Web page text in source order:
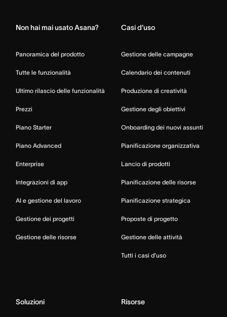
Non hai mai usato Asana?
Panoramica del prodotto
Tutte le funzionalità
Ultimo rilascio delle funzionalità
Prezzi
Piano Starter
Piano Advanced
Enterprise
Integrazioni di app
AI e gestione del lavoro
Gestione dei progetti
Gestione delle risorse
Casi d’uso
Gestione delle campagne
Calendario dei contenuti
Produzione di creatività
Gestione degli obiettivi
Onboarding dei nuovi assunti
Pianificazione organizzativa
Lancio di prodotti
Pianificazione delle risorse
Pianificazione strategica
Proposte di progetto
Gestione delle attività
Tutti i casi d’uso
Soluzioni Risorse